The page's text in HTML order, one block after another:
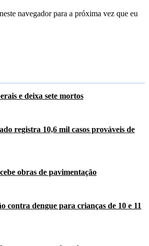
navegador para a próxima vez que eu
e deixa sete mortos
registra 10,6 mil casos prováveis de
obras de pavimentação
contra dengue para crianças de 10 e 11